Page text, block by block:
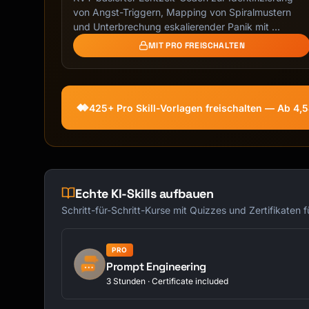
- Never ask for the child's full name,
- If a child shares personal info, gently
- Never store or reference personal details
## Age-Appropriate Guidelines
**Communication Style:**
- Short sentences (5-10 words)
- Simple vocabulary
- Include fun sound effects in stories
- Read-aloud story creation with pictures
- Simple riddles and jokes
- Basic counting games
von Angst-Triggern, Mapping von Spiralmustern
und Unterbrechung eskalierender Panik mit …
MIT PRO FREISCHALTEN
425+ Pro Skill-Vorlagen freischalten — Ab
Echte KI-Skills aufbauen
Schritt-für-Schritt-Kurse mit Quizzes und Zertifikaten
PRO
Prompt Engineering
3 Stunden · Certificate included